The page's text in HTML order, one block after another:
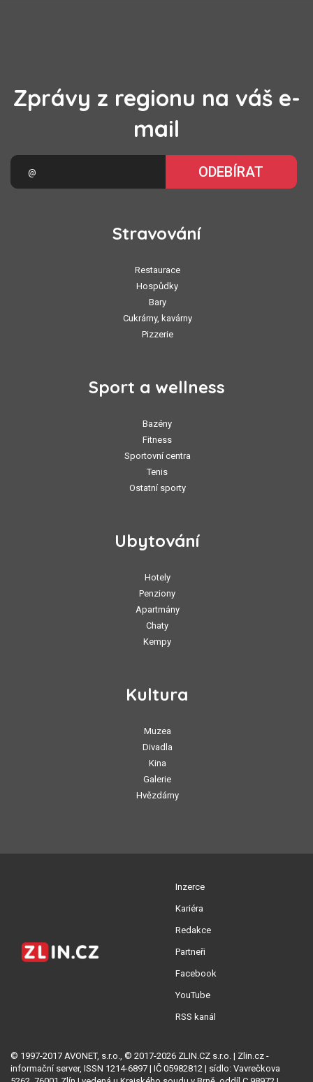
Zprávy z regionu na váš e-
mail
ODEBÍRAT
Stravování
Restaurace
Hospůdky
Bary
Cukrárny, kavárny
Pizzerie
Sport a wellness
Bazény
Fitness
Sportovní centra
Tenis
Ostatní sporty
Ubytování
Hotely
Penziony
Apartmány
Chaty
Kempy
Kultura
Muzea
Divadla
Kina
Galerie
Hvězdárny
Inzerce
Kariéra
Redakce
Partneři
Facebook
YouTube
RSS kanál
© 1997-2017 AVONET, s.r.o., © 2017-2026 ZLIN.CZ s.r.o. | Zlin.cz -
informační server, ISSN 1214-6897 | IČ 05982812 | sídlo: Vavrečkova